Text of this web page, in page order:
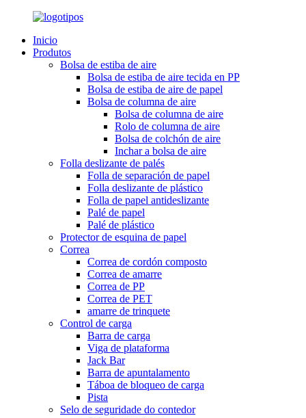
Inicio
Produtos
Bolsa de estiba de aire
Bolsa de estiba de aire tecida en PP
Bolsa de estiba de aire de papel
Bolsa de columna de aire
Bolsa de columna de aire
Rolo de columna de aire
Bolsa de colchón de aire
Inchar a bolsa de aire
Folla deslizante de palés
Folla de separación de papel
Folla deslizante de plástico
Folla de papel antideslizante
Palé de papel
Palé de plástico
Protector de esquina de papel
Correa
Correa de cordón composto
Correa de amarre
Correa de PP
Correa de PET
amarre de trinquete
Control de carga
Barra de carga
Viga de plataforma
Jack Bar
Barra de apuntalamento
Táboa de bloqueo de carga
Pista
Selo de seguridade do contedor